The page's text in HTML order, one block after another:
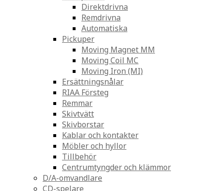
Direktdrivna
Remdrivna
Automatiska
Pickuper
Moving Magnet MM
Moving Coil MC
Moving Iron (MI)
Ersättningsnålar
RIAA Försteg
Remmar
Skivtvätt
Skivborstar
Kablar och kontakter
Möbler och hyllor
Tillbehör
Centrumtyngder och klämmor
D/A-omvandlare
CD-spelare